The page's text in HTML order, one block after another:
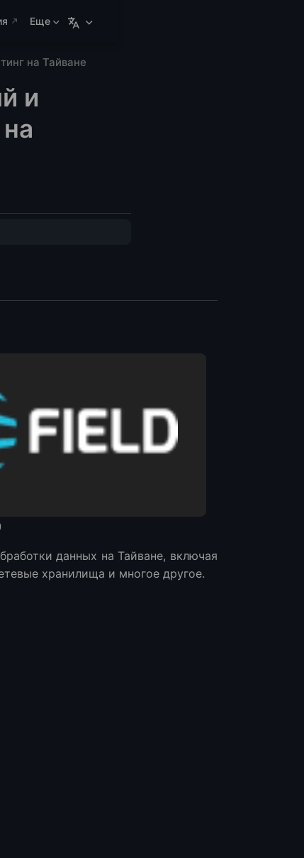
Еще
на Тайване
и
данных на Тайване, включая
хранилища и многое другое.